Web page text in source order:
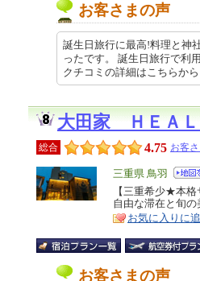
お客さまの声
誕生日旅行に最高!料理と神
ったです。 誕生日旅行で利
クチコミの詳細はこちら
大田家 ＨＥＡ
総合 4.75 お客
エ
リ
ア
三重県 鳥羽
特
徴
【三重希少★本
自由な滞在と旬
お気に入りに
お客さまの声